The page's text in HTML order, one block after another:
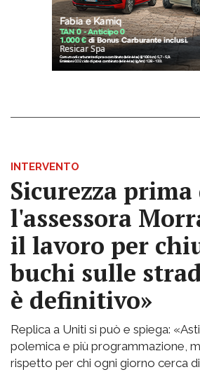
INTERVENTO
Sicurezza
l'assessora
il lavoro per
buchi sulle
è definitivo»
Replica a Uniti si può e spiega:
polemica e più programmazione,
rispetto per chi ogni giorno cerca